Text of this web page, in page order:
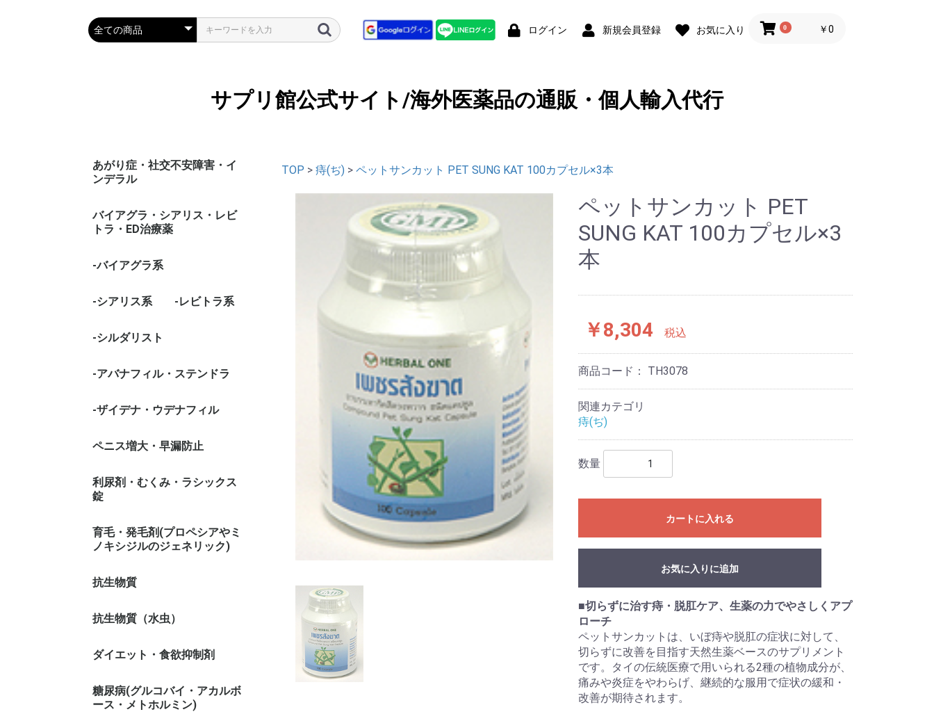
ログイン 新規会員登録 お気に入り 0 ￥0
サプリ館公式サイト/海外医薬品の通販・個人輸入代行
あがり症・社交不安障害・イ
ンデラル
バイアグラ・シアリス・レビ
トラ・ED治療薬
-バイアグラ系
-シアリス系 -レビトラ系
-シルダリスト
-アバナフィル・ステンドラ
-ザイデナ・ウデナフィル
ペニス増大・早漏防止
利尿剤・むくみ・ラシックス
錠
育毛・発毛剤(プロペシアやミ
ノキシジルのジェネリック)
抗生物質
抗生物質（水虫）
ダイエット・食欲抑制剤
糖尿病(グルコバイ・アカルボ
ース・メトホルミン)
TOP > 痔(ぢ)> ペットサンカット PET SUNG KAT 100カプセル×3本
ペットサンカット PET
SUNG KAT 100カプセル×3
本
￥8,304 税込
商品コード： TH3078
関連カテゴリ
痔(ぢ)
数量
カートに入れる
お気に入りに追加
■切らずに治す痔・脱肛ケア、生薬の力でやさしくアプ
ローチ
ペットサンカットは、いぼ痔や脱肛の症状に対して、
切らずに改善を目指す天然生薬ベースのサプリメント
です。タイの伝統医療で用いられる2種の植物成分が、
痛みや炎症をやわらげ、継続的な服用で症状の緩和・
改善が期待されます。